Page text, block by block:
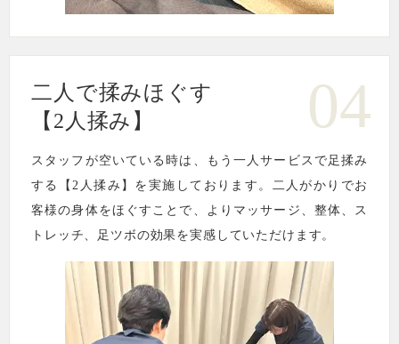
04
二人で揉みほぐす
【2人揉み】
スタッフが空いている時は、もう一人サービスで足揉み
する【2人揉み】を実施しております。二人がかりでお
客様の身体をほぐすことで、よりマッサージ、整体、ス
トレッチ、足ツボの効果を実感していただけます。